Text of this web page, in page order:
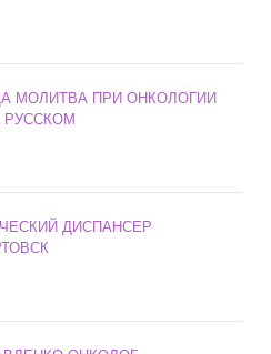
МОЛИТВА ПРИ ОНКОЛОГИИ
РУССКОМ
ДИСПАНСЕР